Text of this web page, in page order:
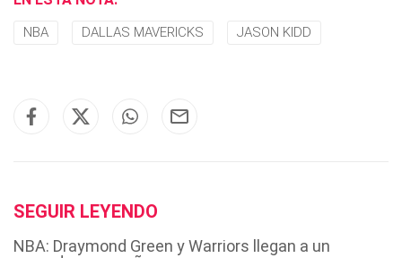
NBA DALLAS MAVERICKS JASON KIDD
SEGUIR LEYENDO
NBA: Draymond Green y Warriors llegan a un